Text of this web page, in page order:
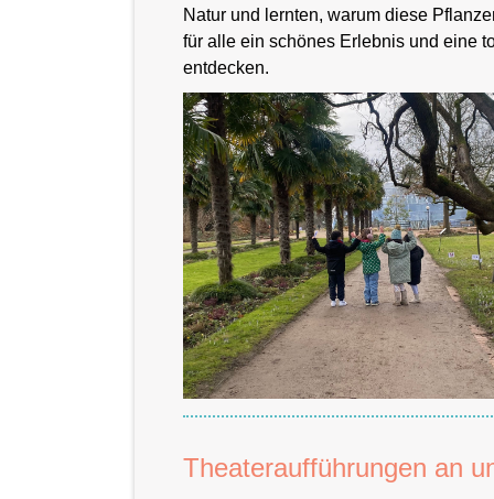
Schulhof
Schulhof
Natur und lernten, warum diese
für alle ein schönes Erlebnis und eine
entdecken.
Theateraufführungen an